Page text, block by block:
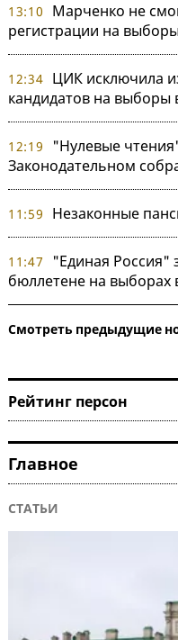
13:10
Марченко не
регистрации на
12:34 ЦИК исключила
кандидатов на выборы
12:19
"Нулевые
Законодательном
11:59 Незаконные
11:47
"Единая Россия"
бюллетене на выборах
Смотреть
СТАТЬИ